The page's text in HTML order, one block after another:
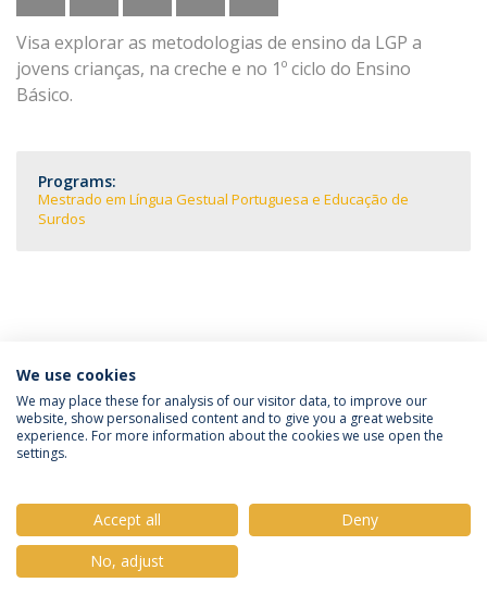
Visa explorar as metodologias de ensino da LGP a
jovens crianças, na creche e no 1º ciclo do Ensino
Básico.
Programs:
Mestrado em Língua Gestual Portuguesa e Educação de
Surdos
Política de Privacidade
Termos e Condições
Direitos do Titular dos Dados
© 2026 Universidade Católica Portuguesa
We use cookies
We may place these for analysis of our visitor data, to improve our
website, show personalised content and to give you a great website
experience. For more information about the cookies we use open the
settings.
Accept all
Deny
No, adjust